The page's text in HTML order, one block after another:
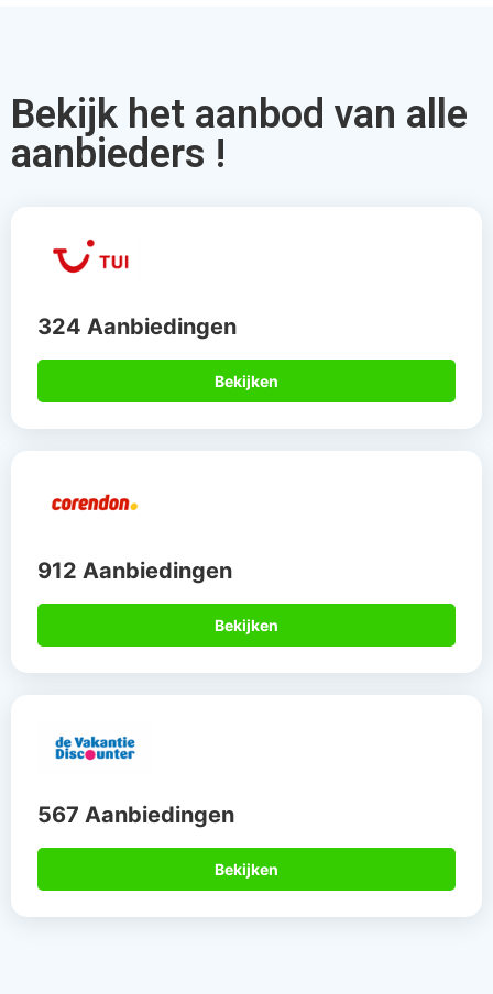
Bekijk het aanbod van alle
aanbieders !
324 Aanbiedingen
Bekijken
912 Aanbiedingen
Bekijken
567 Aanbiedingen
Bekijken